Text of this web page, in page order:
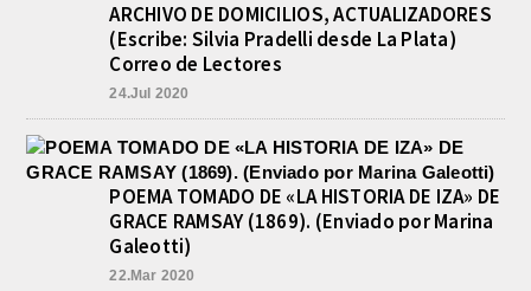
ARCHIVO DE DOMICILIOS, ACTUALIZADORES
(Escribe: Silvia Pradelli desde La Plata)
Correo de Lectores
24.Jul 2020
POEMA TOMADO DE «LA HISTORIA DE IZA» DE
GRACE RAMSAY (1869). (Enviado por Marina
Galeotti)
22.Mar 2020